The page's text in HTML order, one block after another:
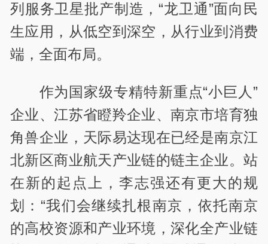
列服务卫星批产制造，“龙卫通”面向民
生应用，从低空到深空，从行业到消费
端，全面布局。
作为国家级专精特新重点“小巨人”
企业、江苏省瞪羚企业、南京市培育独
角兽企业，天际易达现在已经是南京江
北新区商业航天产业链的链主企业。站
在新的起点上，李志强还有更大的规
划：“我们会继续扎根南京，依托南京
的高校资源和产业环境，深化全产业链